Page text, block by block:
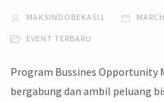
MAKSINDOBEKASI1
EVENT TERBARU
Program Bussines Opportunity
bergabung dan ambil peluang